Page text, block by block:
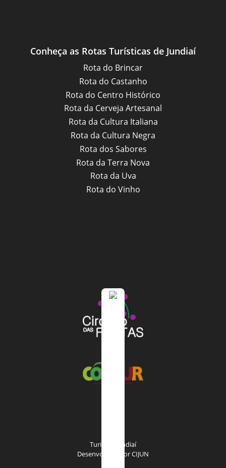
Conheça as Rotas Turísticas de Jundiaí
Rota do Brincar
Rota do Castanho
Rota do Centro Histórico
Rota da Cerveja Artesanal
Rota da Cultura Italiana
Rota da Cultura Negra
Rota dos Sabores
Rota da Terra Nova
Rota da Uva
Rota do Vinho
Turismo Jundiaí
Desenvolvido porCIJUN